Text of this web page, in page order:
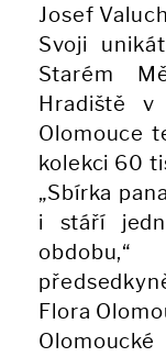
Josef
Svoji
Starém
Hradiště v
Olomouce
kolekci 60
„Sbírka
i stáří
obdobu,“
Flora